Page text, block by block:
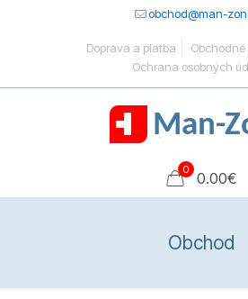
obchod@man-
Doprava a platba
Ochrana osobných
0 0.00€
Obchod